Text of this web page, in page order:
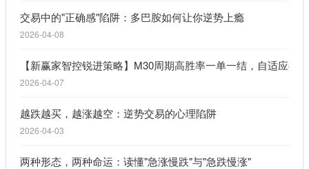
交易中的"正确感"陷阱：多巴胺如何让你逆势上瘾
2026-04-08
【新赢家智控锐进策略】M30周期高胜率一单一结，自适应行
2026-04-07
越跌越买，越涨越空：逆势交易的心理陷阱
2026-04-03
两种形态，两种命运：读懂"急涨慢跌"与"急跌慢涨"